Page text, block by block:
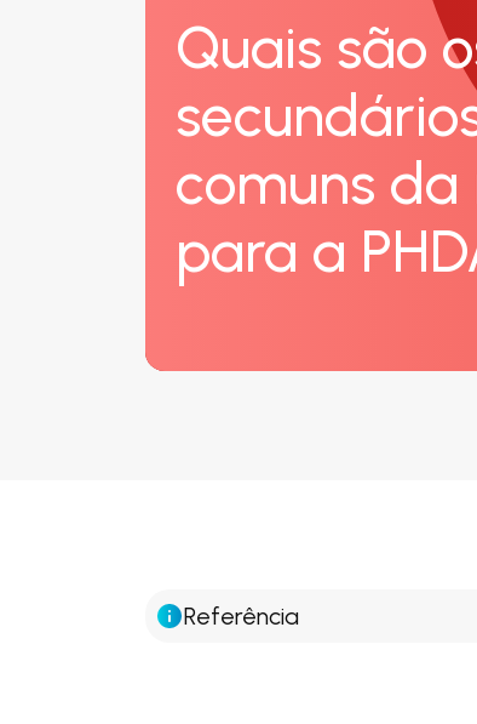
Quais são
comuns
para a
Referência